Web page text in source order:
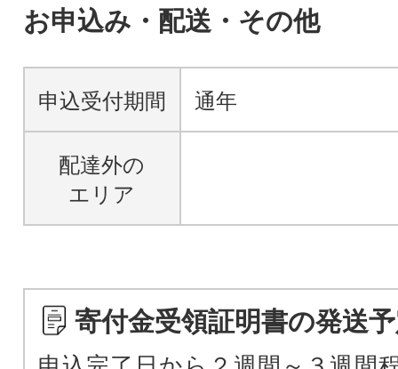
お申込み・配送・その他
申込受付期間 通年
配達外の
エリア
寄付金受領証明書の発送